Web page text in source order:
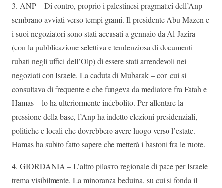
3. ANP – Di contro, proprio i palestinesi pragmatici dell’Anp
sembrano avviati verso tempi grami. Il presidente Abu Mazen e
i suoi negoziatori sono stati accusati a gennaio da Al-Jazira
(con la pubblicazione selettiva e tendenziosa di documenti
rubati negli uffici dell’Olp) di essere stati arrendevoli nei
negoziati con Israele. La caduta di Mubarak – con cui si
consultava di frequente e che fungeva da mediatore fra Fatah e
Hamas – lo ha ulteriormente indebolito. Per allentare la
pressione della base, l’Anp ha indetto elezioni presidenziali,
politiche e locali che dovrebbero avere luogo verso l’estate.
Hamas ha subito fatto sapere che metterà i bastoni fra le ruote.
4. GIORDANIA – L’altro pilastro regionale di pace per Israele
trema visibilmente. La minoranza beduina, su cui si fonda il